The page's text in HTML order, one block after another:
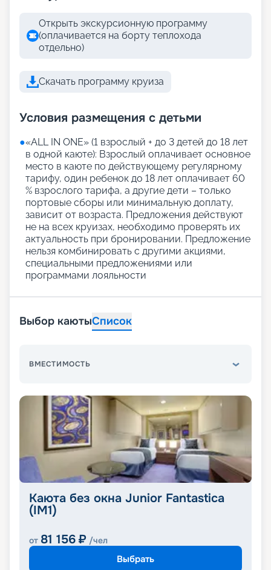
Открыть экскурсионную программу
(оплачивается на борту теплохода
отдельно)
Скачать программу круиза
Условия размещения с детьми
●«АLL IN ONE» (1 взрослый + до 3 детей до 18 лет
в одной каюте): Взрослый оплачивает основное
место в каюте по действующему регулярному
тарифу, один ребенок до 18 лет оплачивает 60
% взрослого тарифа, а другие дети – только
портовые сборы или минимальную доплату,
зависит от возраста. Предложения действуют
не на всех круизах, необходимо проверять их
актуальность при бронировании. Предложение
нельзя комбинировать с другими акциями,
специальными предложениями или
программами лояльности
Выбор каютыСписок
ВМЕСТИМОСТЬ
Каюта без окна Junior Fantastica
(IM1)
от 81 156 ₽ /чел
Выбрать